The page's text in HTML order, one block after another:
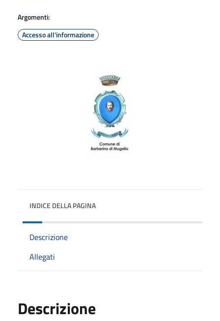
Argomenti:
Accesso all'informazione
INDICE DELLA PAGINA
Descrizione
Allegati
Descrizione